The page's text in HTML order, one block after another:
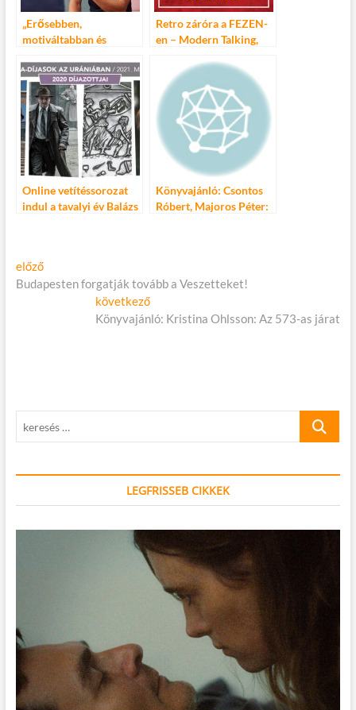
„Erősebben,
motiváltabban és
visszatérni”- Baji Balázs
interjú
Retro záróra a FEZEN-
en – Modern Talking,
Klári és NECC party
Székesfehárváron
Online vetítéssorozat
indul a tavalyi év Balázs
Könyvajánló: Csontos
Róbert, Majoros Péter:
Bejegyzés
navigáció
előzőElőző
cikk:
Budapesten forgatják tovább a Veszetteket!
következőKövetkező
cikk:
Könyvajánló: Kristina Ohlsson: Az 573-as járat
keresés
LEGFRISSEB CIKKEK